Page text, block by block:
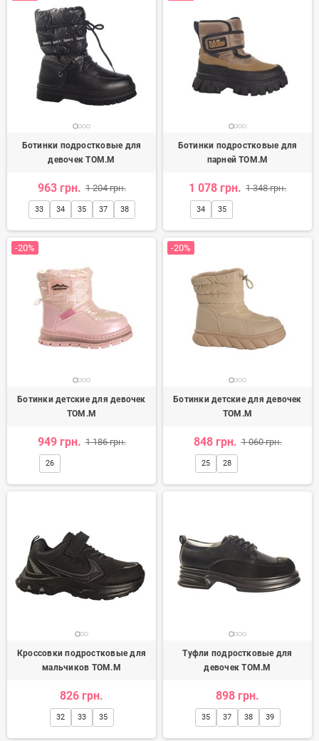
Ботинки подростковые для
девочек TOM.M
963 грн. 1 204 грн.
33 34 35 37 38
Ботинки подростковые для
парней TOM.M
1 078 грн. 1 348 грн.
34 35
-20%
Ботинки детские для девочек
TOM.M
949 грн. 1 186 грн.
26
-20%
Ботинки детские для девочек
TOM.M
848 грн. 1 060 грн.
25 28
Кроссовки подростковые для
мальчиков TOM.M
826 грн.
32 33 35
Туфли подростковые для
девочек TOM.M
898 грн.
35 37 38 39